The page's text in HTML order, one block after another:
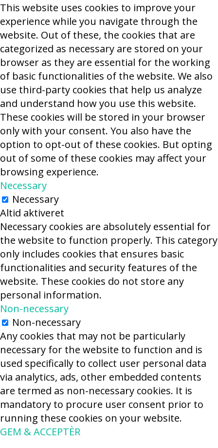
This website uses cookies to improve your
experience while you navigate through the
website. Out of these, the cookies that are
categorized as necessary are stored on your
browser as they are essential for the working
of basic functionalities of the website. We also
use third-party cookies that help us analyze
and understand how you use this website.
These cookies will be stored in your browser
only with your consent. You also have the
option to opt-out of these cookies. But opting
out of some of these cookies may affect your
browsing experience.
Necessary
Necessary
Altid aktiveret
Necessary cookies are absolutely essential for
the website to function properly. This category
only includes cookies that ensures basic
functionalities and security features of the
website. These cookies do not store any
personal information.
Non-necessary
Non-necessary
Any cookies that may not be particularly
necessary for the website to function and is
used specifically to collect user personal data
via analytics, ads, other embedded contents
are termed as non-necessary cookies. It is
mandatory to procure user consent prior to
running these cookies on your website.
GEM & ACCEPTÈR